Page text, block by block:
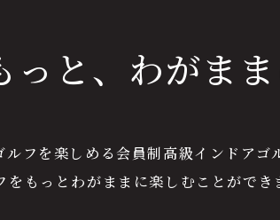
っと、 わがま
フを楽しめる会員制高級インドアゴ
もっとわがままに楽しむことができ